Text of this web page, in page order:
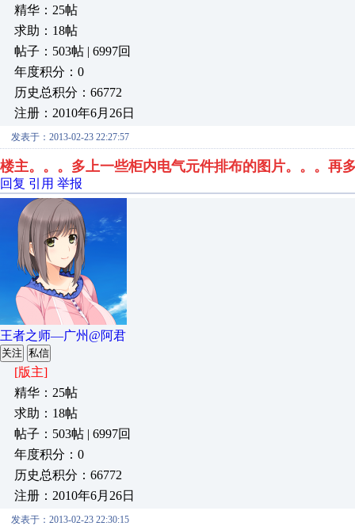
精华：25帖
求助：18帖
帖子：503帖 | 6997回
年度积分：0
历史总积分：66772
注册：2010年6月26日
发表于：2013-02-23 22:27:57
楼主。。。多上一些柜内电气元件排布的图片。。。再
回复 引用 举报
王者之师—广州@阿君
关注 私信
[版主]
精华：25帖
求助：18帖
帖子：503帖 | 6997回
年度积分：0
历史总积分：66772
注册：2010年6月26日
发表于：2013-02-23 22:30:15